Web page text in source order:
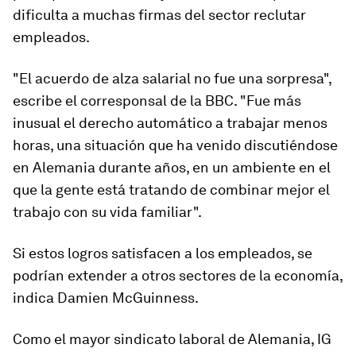
dificulta a muchas firmas del sector reclutar
empleados.
"El acuerdo de alza salarial no fue una sorpresa",
escribe el corresponsal de la BBC. "Fue más
inusual el derecho automático a trabajar menos
horas, una situación que ha venido discutiéndose
en Alemania durante años, en un ambiente en el
que la gente está tratando de combinar mejor el
trabajo con su vida familiar".
Si estos logros satisfacen a los empleados, se
podrían extender a otros sectores de la economía,
indica Damien McGuinness.
Como el mayor sindicato laboral de Alemania, IG